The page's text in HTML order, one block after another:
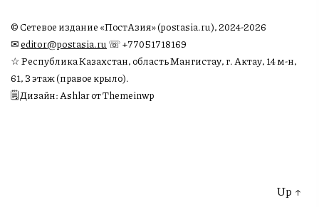
© Сетевое издание «ПостАзия» (postasia.ru), 2024-2026
✉︎editor@postasia.ru ☏ +77051718169
☆ Республика Казахстан, область Мангистау, г. Актау, 14 м-н,
61, 3 этаж (правое крыло).
🗒 Дизайн: Ashlar от Themeinwp
Up ↑